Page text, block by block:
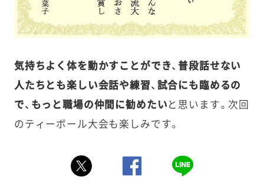
気持ちよく体を動かすことができ、普段話せない
人たちとも楽しい会話や練習、試合にも臨めるの
で、もっと職場の仲間に勧めたいと思います。次回
のティーボール大会も楽しみです。